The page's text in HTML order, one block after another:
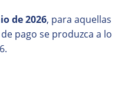
de 2026, para aquellas
pago se produzca a lo